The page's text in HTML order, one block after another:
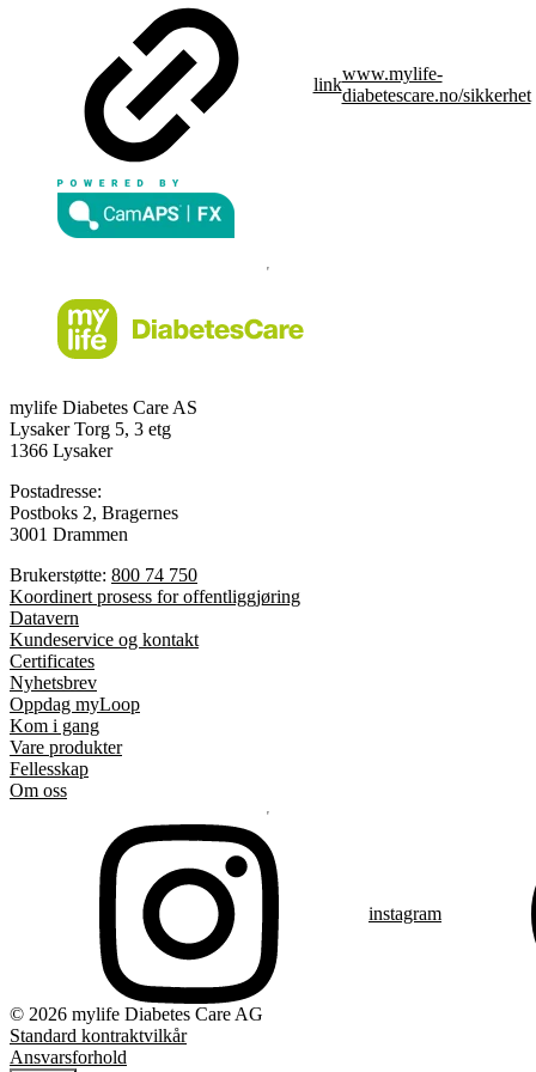
link
www.mylife-
diabetescare.no/sikkerhet
mylife Diabetes Care AS
Lysaker Torg 5, 3 etg
1366 Lysaker
Postadresse:
Postboks 2, Bragernes
3001 Drammen
Brukerstøtte: 800 74 750
Koordinert prosess for offentliggjøring
Datavern
Kundeservice og kontakt
Certificates
Nyhetsbrev
Oppdag myLoop
Kom i gang
Vare produkter
Fellesskap
Om oss
instagram
© 2026 mylife Diabetes Care AG
Standard kontraktvilkår
Ansvarsforhold